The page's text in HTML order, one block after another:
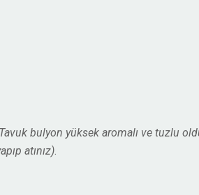
bulyon yüksek aromalı ve tuzlu
atınız)